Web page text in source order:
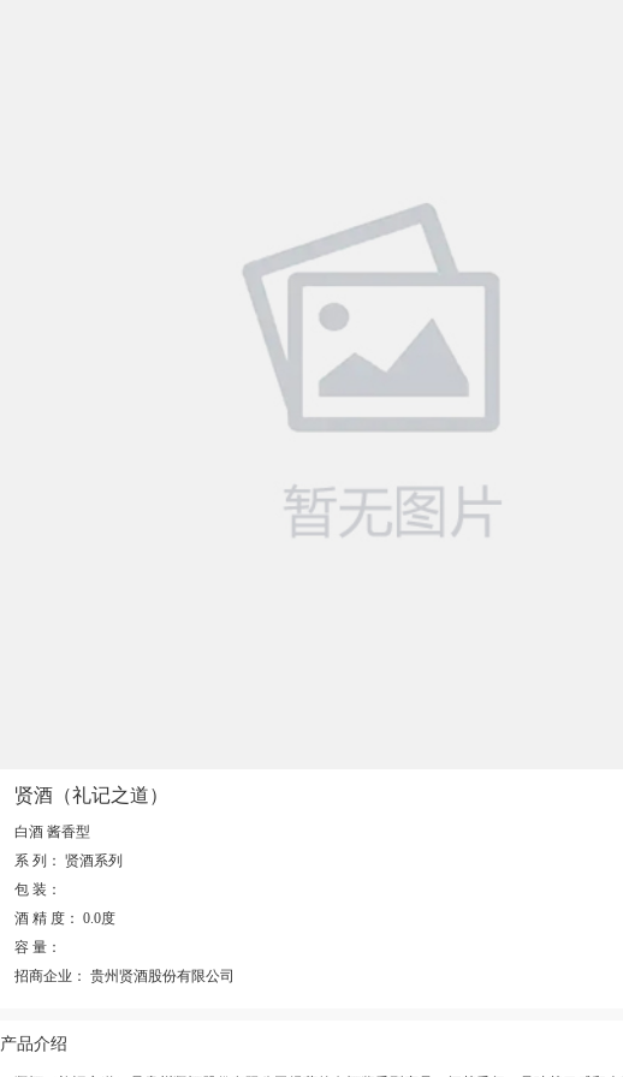
贤酒（礼记之道）
白酒 酱香型
系 列： 贤酒系列
包 装：
酒 精 度： 0.0度
容 量：
招商企业： 贵州贤酒股份有限公司
产品介绍